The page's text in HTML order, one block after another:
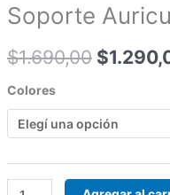
Soporte
$1.690,00
original
era:
$
Colores
2
Onikuma
cantidad